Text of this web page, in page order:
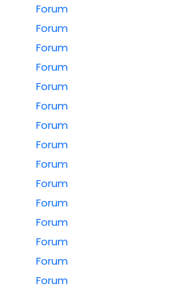
Forum
Forum
Forum
Forum
Forum
Forum
Forum
Forum
Forum
Forum
Forum
Forum
Forum
Forum
Forum